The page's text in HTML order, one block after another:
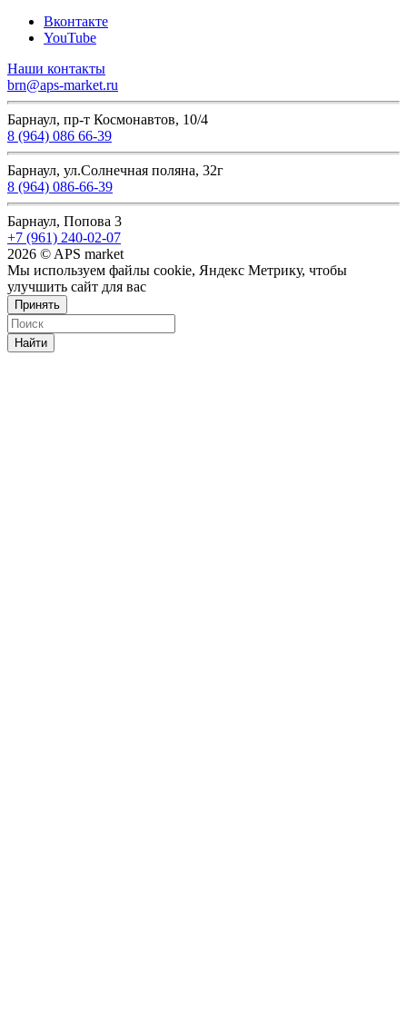
Вконтакте
YouTube
Наши контакты
brn@aps-market.ru
Барнаул, пр-т Космонавтов, 10/4
8 (964) 086 66-39
Барнаул, ул.Солнечная поляна, 32г
8 (964) 086-66-39
Барнаул, Попова 3
+7 (961) 240-02-07
2026 © APS market
Мы используем файлы cookie, Яндекс Метрику, чтобы
улучшить сайт для вас
Принять
Найти